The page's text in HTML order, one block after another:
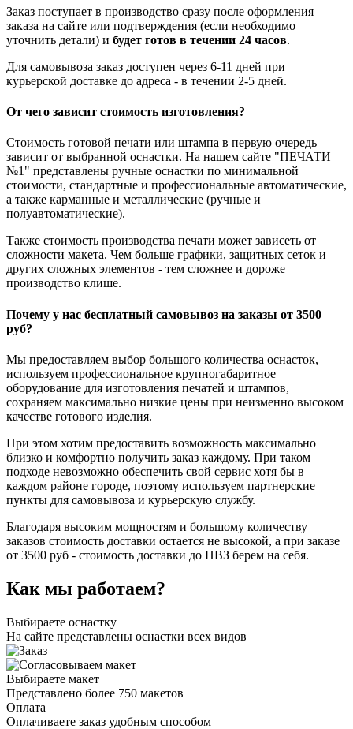
Заказ поступает в производство сразу после оформления
заказа на сайте или подтверждения (если необходимо
уточнить детали) и будет готов в течении 24 часов.
Для самовывоза заказ доступен через 6-11 дней при
курьерской доставке до адреса - в течении 2-5 дней.
От чего зависит стоимость изготовления?
Стоимость готовой печати или штампа в первую очередь
зависит от выбранной оснастки. На нашем сайте "ПЕЧАТИ
№1" представлены ручные оснастки по минимальной
стоимости, стандартные и профессиональные автоматические,
а также карманные и металлические (ручные и
полуавтоматические).
Также стоимость производства печати может зависеть от
сложности макета. Чем больше графики, защитных сеток и
других сложных элементов - тем сложнее и дороже
производство клише.
Почему у нас бесплатный самовывоз на заказы от 3500
руб?
Мы предоставляем выбор большого количества оснасток,
используем профессиональное крупногабаритное
оборудование для изготовления печатей и штампов,
сохраняем максимально низкие цены при неизменно высоком
качестве готового изделия.
При этом хотим предоставить возможность максимально
близко и комфортно получить заказ каждому. При таком
подходе невозможно обеспечить свой сервис хотя бы в
каждом районе городе, поэтому используем партнерские
пункты для самовывоза и курьерскую службу.
Благодаря высоким мощностям и большому количеству
заказов стоимость доставки остается не высокой, а при заказе
от 3500 руб - стоимость доставки до ПВЗ берем на себя.
Как мы работаем?
Выбираете оснастку
На сайте представлены оснастки всех видов
Выбираете макет
Представлено более 750 макетов
Оплата
Оплачиваете заказ удобным способом